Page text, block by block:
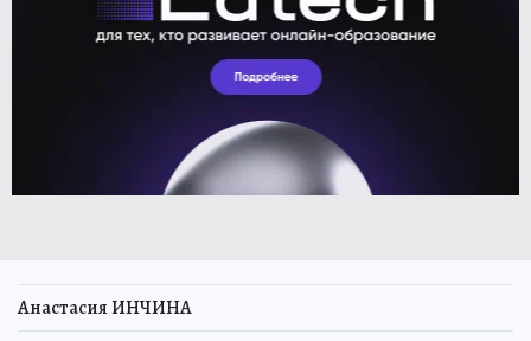
Анастасия ИНЧИНА